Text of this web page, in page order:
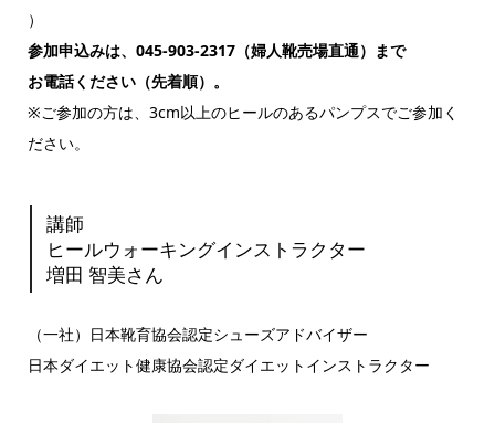
）
参加申込みは、045-903-2317（婦人靴売場直通）まで
お電話ください（先着順）。
※ご参加の方は、3cm以上のヒールのあるパンプスでご参加く
ださい。
講師
ヒールウォーキングインストラクター
増田 智美さん
（一社）日本靴育協会認定シューズアドバイザー
日本ダイエット健康協会認定ダイエットインストラクター